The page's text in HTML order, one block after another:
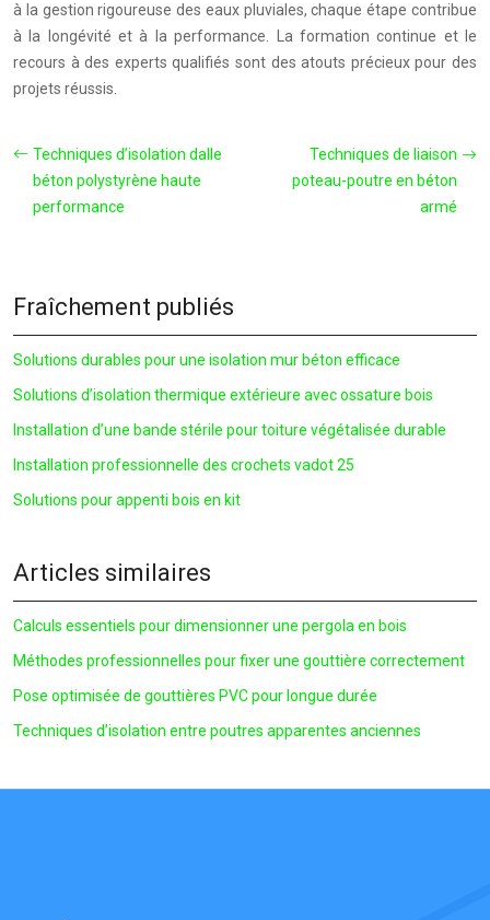
à la gestion rigoureuse des eaux pluviales, chaque étape contribue
à la longévité et à la performance. La formation continue et le
recours à des experts qualifiés sont des atouts précieux pour des
projets réussis.
Techniques d’isolation dalle
béton polystyrène haute
performance
Techniques de liaison
poteau-poutre en béton
armé
Fraîchement publiés
Solutions durables pour une isolation mur béton efficace
Solutions d’isolation thermique extérieure avec ossature bois
Installation d’une bande stérile pour toiture végétalisée durable
Installation professionnelle des crochets vadot 25
Solutions pour appenti bois en kit
Articles similaires
Calculs essentiels pour dimensionner une pergola en bois
Méthodes professionnelles pour fixer une gouttière correctement
Pose optimisée de gouttières PVC pour longue durée
Techniques d’isolation entre poutres apparentes anciennes